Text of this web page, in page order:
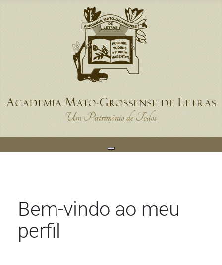
Bem-vindo ao meu
perfil